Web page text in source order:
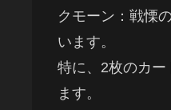
クモーン：戦慄
います。
特に、2枚のカ
ます。